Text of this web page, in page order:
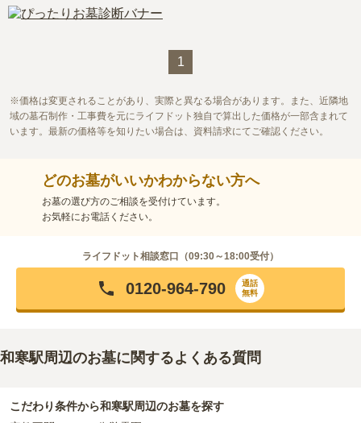
も嬉しいポイントです。
口コミ評価
1
価格は変更されることがあり、実際と異なる場合があります。また、近隣地
域の墓石制作・工事費を元にライフドット独自で算出した価格が一部含まれて
います。最新の価格等を知りたい場合は、資料請求にてご確認ください。
どのお墓がいいかわからない方へ
お墓の選び方のご相談を受付けています。
お気軽にお電話ください。
ライフドット相談窓口（09:30～18:00受付）
0120-964-790
通話
無料
和寒駅周辺のお墓に関するよくある質問
こだわり条件から和寒駅周辺のお墓を探す